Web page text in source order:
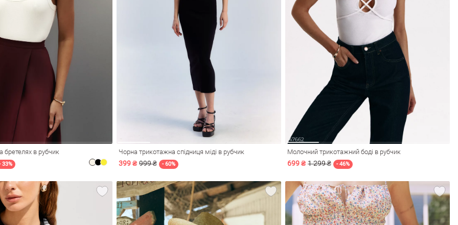
бретелях в рубчик
33%
Чорна трикотажна спідниця міді в рубчик
399 ₴ 999 ₴ - 60%
Молочний трикотажний боді в рубчик
699 ₴ 1 299 ₴ - 46%